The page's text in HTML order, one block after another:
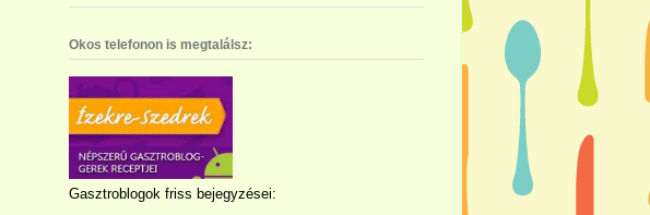
Okos telefonon is megtalálsz:
Gasztroblogok friss bejegyzései: